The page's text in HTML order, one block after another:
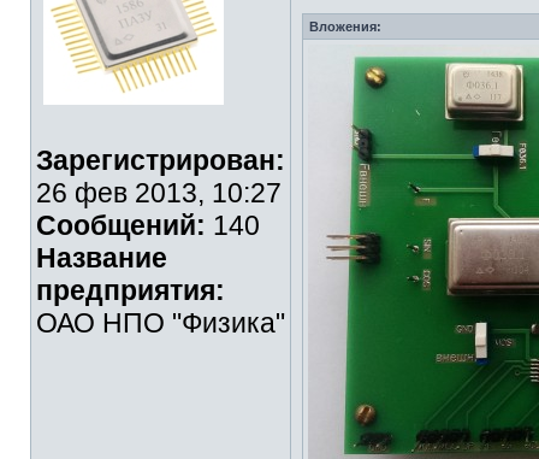
Зарегистрирован:
26 фев 2013, 10:27
Сообщений: 140
Название
предприятия:
ОАО НПО "Физика"
Вложения: